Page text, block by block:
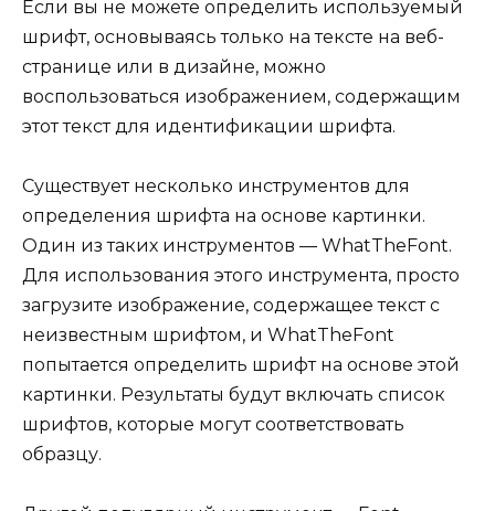
Если вы не можете определить используемый
шрифт, основываясь только на тексте на веб-
странице или в дизайне, можно
воспользоваться изображением, содержащим
этот текст для идентификации шрифта.
Существует несколько инструментов для
определения шрифта на основе картинки.
Один из таких инструментов — WhatTheFont.
Для использования этого инструмента, просто
загрузите изображение, содержащее текст с
неизвестным шрифтом, и WhatTheFont
попытается определить шрифт на основе этой
картинки. Результаты будут включать список
шрифтов, которые могут соответствовать
образцу.